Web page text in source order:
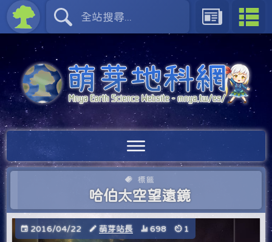
標籤
哈伯太空望遠鏡
2016/04/22 萌芽站長 698 1